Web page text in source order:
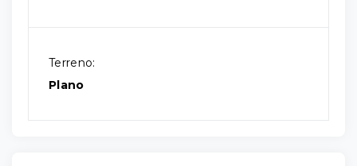
Terreno:
Plano